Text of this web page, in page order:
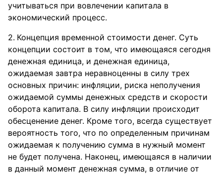
учитываться при вовлечении капитала в
экономический процесс.
Концепция временной стоимости денег. Суть
концепции состоит в том, что имеющаяся сегодня
денежная единица, и денежная единица,
ожидаемая завтра неравноценны в силу трех
основных причин: инфляции, риска неполучения
ожидаемой суммы денежных средств и скорости
оборота капитала. В силу инфляции происходит
обесценение денег. Кроме того, всегда существует
вероятность того, что по определенным причинам
ожидаемая к получению сумма в нужный момент
не будет получена. Наконец, имеющаяся в наличии
в данный момент денежная сумма, в отличие от